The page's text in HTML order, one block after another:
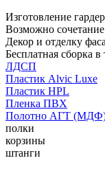
Изготовление
Возможно
Декор и отделку
Бесплатная сборка
ЛДСП
Пластик Alvic Luxe
Пластик HPL
Пленка ПВХ
Полотно АГТ
полки
корзины
штанги